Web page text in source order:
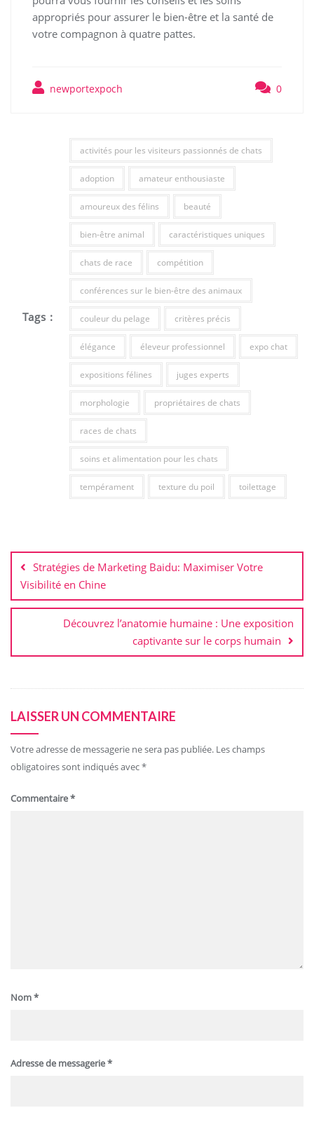
appropriés pour assurer le bien-être et la santé de
votre compagnon à quatre pattes.
newportexpoch 0
Tags :
activités pour les visiteurs passionnés de chats
adoption amateur enthousiaste
amoureux des félins beauté
bien-être animal caractéristiques uniques
chats de race compétition
conférences sur le bien-être des animaux
couleur du pelage critères précis
élégance éleveur professionnel expo chat
expositions félines juges experts
morphologie propriétaires de chats
races de chats
soins et alimentation pour les chats
tempérament texture du poil toilettage
de
l’article
Stratégies de Marketing Baidu: Maximiser Votre
Visibilité en Chine
Découvrez l’anatomie humaine : Une exposition
captivante sur le corps humain
LAISSER UN COMMENTAIRE
Votre adresse de messagerie ne sera pas publiée. Les champs
obligatoires sont indiqués avec*
Commentaire*
Nom*
Adresse de messagerie*